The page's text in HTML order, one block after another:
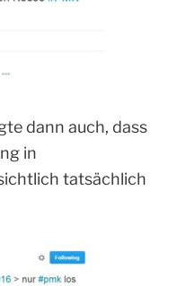
dann auch, dass
in
tatsächlich